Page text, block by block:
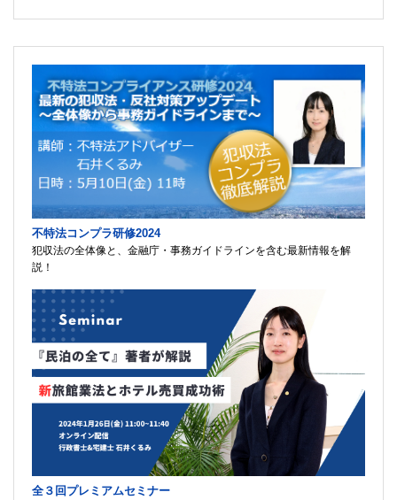
不特法コンプラ研修2024
犯収法の全体像と、金融庁・事務ガイドラインを含む最新情報を解
説！
全３回プレミアムセミナー